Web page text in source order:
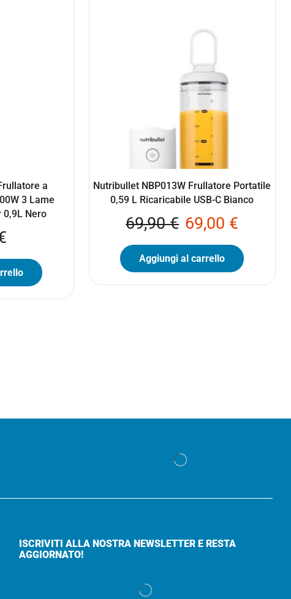
a
3 Lame
0,9L Nero
Nutribullet NBP013W Frullatore Portatile
0,59 L Ricaricabile USB-C Bianco
69,90€ 69,00 €
Aggiungi al carrello
ISCRIVITI ALLA NOSTRA NEWSLETTER E RESTA
AGGIORNATO!